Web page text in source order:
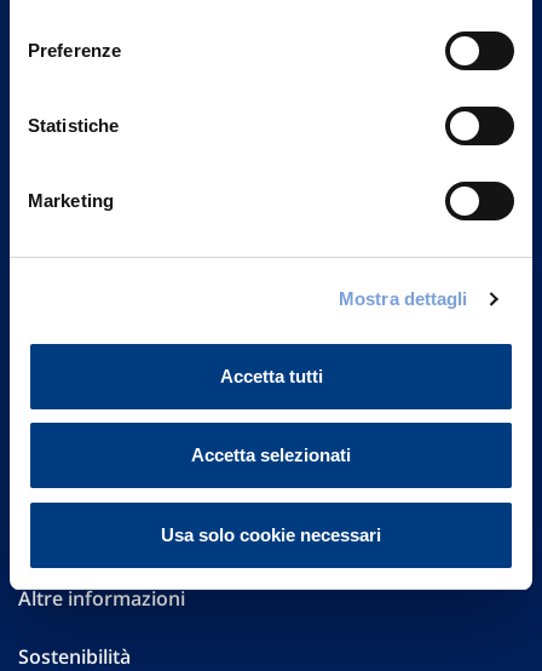
Preferenze
Statistiche
Marketing
Mostra dettagli
Accetta tutti
Accetta selezionati
Usa solo cookie necessari
FAQ
Governance
Investor Relations
Altre informazioni
Sostenibilità